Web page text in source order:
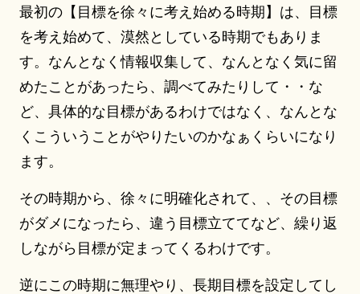
最初の【目標を徐々に考え始める時期】は、目標
を考え始めて、漠然としている時期でもありま
す。なんとなく情報収集して、なんとなく気に留
めたことがあったら、調べてみたりして・・な
ど、具体的な目標があるわけではなく、なんとな
くこういうことがやりたいのかなぁくらいになり
ます。
その時期から、徐々に明確化されて、、その目標
がダメになったら、違う目標立ててなど、繰り返
しながら目標が定まってくるわけです。
逆にこの時期に無理やり、長期目標を設定してし